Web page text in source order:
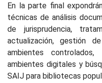
En la parte final
técnicas de análisis
de jurisprudencia,
actualización, gestión
ambientes
ambientes digitales y
SAIJ para bibliotecas